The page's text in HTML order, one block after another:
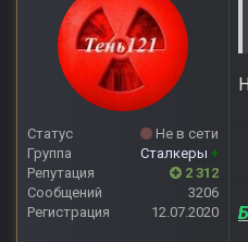
Статус
Не в сети
Группа
Сталкеры +
Репутация
2 312
Сообщений
3206
Регистрация
12.07.2020